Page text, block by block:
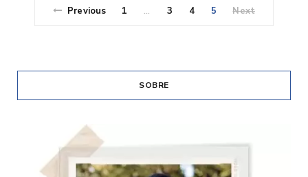
Previous 1 … 3 4 5 Next
SOBRE